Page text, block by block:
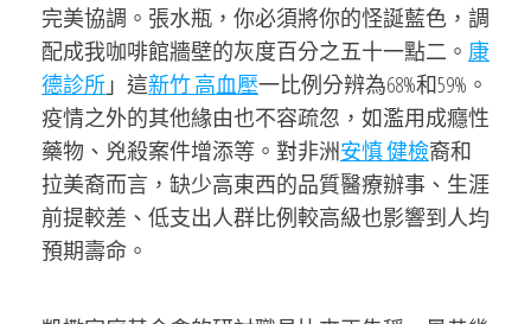
完美協調。張水瓶，你必須將你的怪誕藍色，調
配成我咖啡館牆壁的灰度百分之五十一點二。 康
德診所 」這新竹 高血壓一比例分辨為68%和59%。
疫情之外的其他緣由也不容疏忽，如濫用成癮性
藥物、兇殺案件增添等。對非洲安慎 健檢裔和
拉美裔而言，缺少高東西的品質醫療辦事、生涯
前提較差、低支出人群比例較高級也影響到人均
預期壽命。